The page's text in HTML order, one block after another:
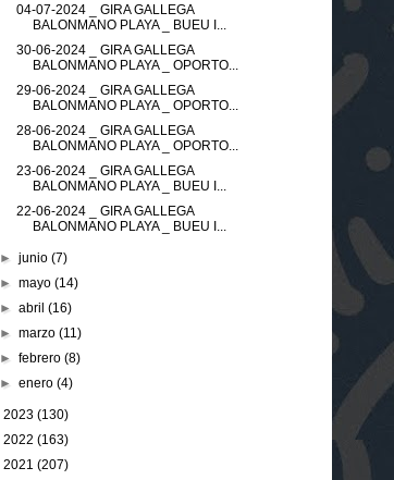
04-07-2024 _ GIRA GALLEGA
BALONMANO PLAYA _ BUEU I...
30-06-2024 _ GIRA GALLEGA
BALONMANO PLAYA _ OPORTO...
29-06-2024 _ GIRA GALLEGA
BALONMANO PLAYA _ OPORTO...
28-06-2024 _ GIRA GALLEGA
BALONMANO PLAYA _ OPORTO...
23-06-2024 _ GIRA GALLEGA
BALONMANO PLAYA _ BUEU I...
22-06-2024 _ GIRA GALLEGA
BALONMANO PLAYA _ BUEU I...
►junio(7)
►mayo(14)
►abril(16)
►marzo(11)
►febrero(8)
►enero(4)
2023 (130)
2022 (163)
2021 (207)